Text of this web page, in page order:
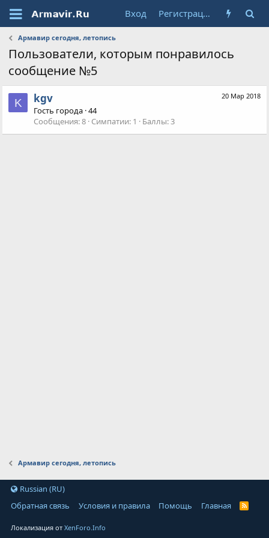
Вход Регистрация
Армавир сегодня, летопись
Пользователи, которым понравилось
сообщение №5
K
20 Мар 2018
kgv
Гость города ·44
Сообщения 8 Симпатии 1 Баллы 3
Армавир сегодня, летопись
Russian (RU)
Обратная связь
Условия и правила Помощь Главная
Локализация отXenForo.Info